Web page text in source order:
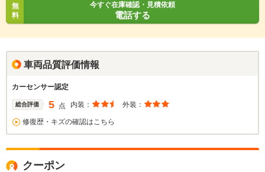
無
料
今すぐ在庫確認・見積依頼
電話する
車両品質評価情報
カーセンサー認定
総合評価 5 点 内装： 外装：
修復歴・キズの確認はこちら
クーポン